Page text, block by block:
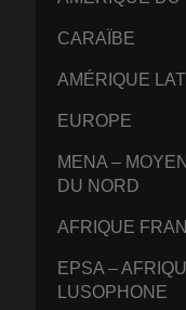
CARAÏBE
AMÉRIQUE
EUROPE
MENA –
DU NORD
AFRIQUE
EPSA –
LUSOPHONE